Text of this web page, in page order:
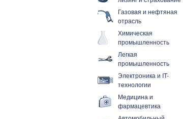
Газовая и нефтяная
отрасль
Химическая
промышленность
Легкая
промышленность
Электроника и IT-
технологии
Медицина и
фармацевтика